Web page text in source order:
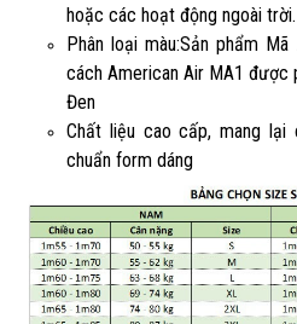
hoặc các hoạt động ngoài trời.
Phân loại màu:Sản phẩm
cách American Air MA1 được
Đen
Chất liệu cao cấp, mang
chuẩn form dáng